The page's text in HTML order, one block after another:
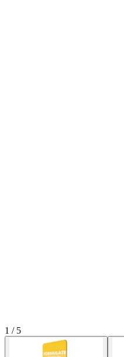
1 / 5